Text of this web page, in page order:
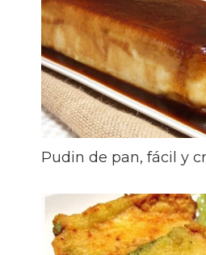
Pudin de pan, fácil y